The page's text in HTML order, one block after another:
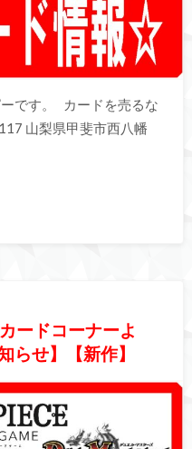
です。 カードを売るな
山梨県甲斐市西八幡
ードコーナーよ
らせ】【新作】